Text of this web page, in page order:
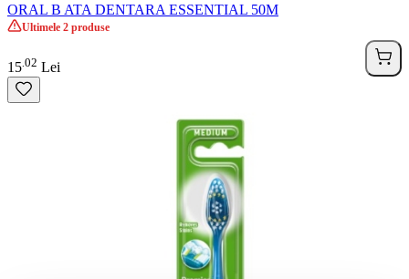
ORAL B ATA DENTARA ESSENTIAL 50M
Ultimele 2 produse
15 02 Lei